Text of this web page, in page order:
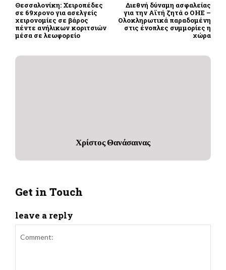
Θεσσαλονίκη: Χειροπέδες
σε 69χρονο για ασελγείς
χειρονομίες σε βάρος
πέντε ανήλικων κοριτσιών
μέσα σε λεωφορείο
Διεθνή δύναμη ασφαλείας
για την Αϊτή ζητά ο ΟΗΕ –
Ολοκληρωτικά παραδομένη
στις ένοπλες συμμορίες η
χώρα
Χρίστος Θανάσαινας
Get in Touch
leave a reply